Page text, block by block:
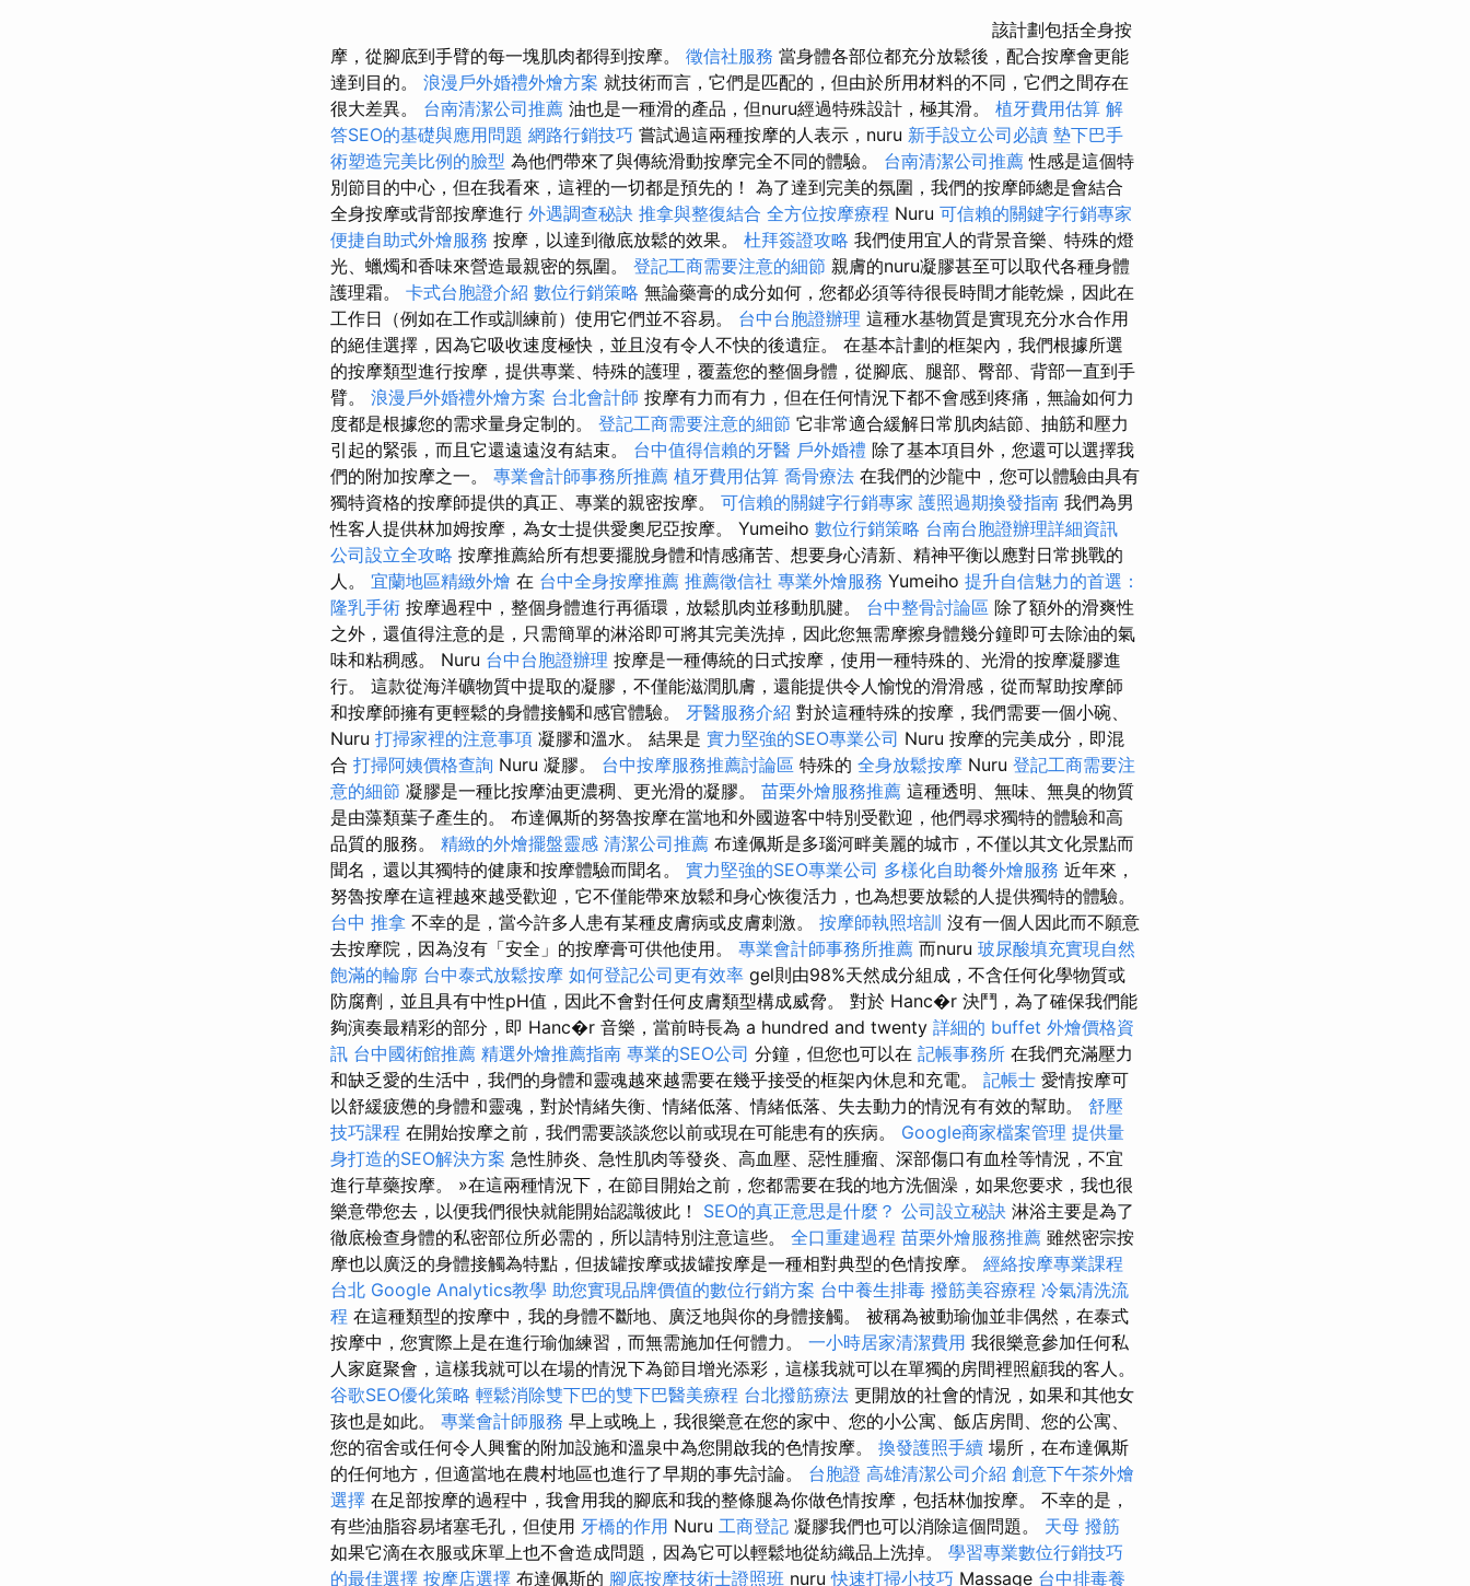
該計劃包括全身按
摩，從腳底到手臂的每一塊肌肉都得到按摩。 徵信社服務 當身體各部位都充分放鬆後，配合按摩會更能
達到目的。 浪漫戶外婚禮外燴方案 就技術而言，它們是匹配的，但由於所用材料的不同，它們之間存在
很大差異。 台南清潔公司推薦 油也是一種滑的產品，但nuru經過特殊設計，極其滑。 植牙費用估算 解
答SEO的基礎與應用問題 網路行銷技巧 嘗試過這兩種按摩的人表示，nuru 新手設立公司必讀 墊下巴手
術塑造完美比例的臉型 為他們帶來了與傳統滑動按摩完全不同的體驗。 台南清潔公司推薦 性感是這個特
別節目的中心，但在我看來，這裡的一切都是預先的！ 為了達到完美的氛圍，我們的按摩師總是會結合
全身按摩或背部按摩進行 外遇調查秘訣 推拿與整復結合 全方位按摩療程 Nuru 可信賴的關鍵字行銷專家
便捷自助式外燴服務 按摩，以達到徹底放鬆的效果。 杜拜簽證攻略 我們使用宜人的背景音樂、特殊的燈
光、蠟燭和香味來營造最親密的氛圍。 登記工商需要注意的細節 親膚的nuru凝膠甚至可以取代各種身體
護理霜。 卡式台胞證介紹 數位行銷策略 無論藥膏的成分如何，您都必須等待很長時間才能乾燥，因此在
工作日（例如在工作或訓練前）使用它們並不容易。 台中台胞證辦理 這種水基物質是實現充分水合作用
的絕佳選擇，因為它吸收速度極快，並且沒有令人不快的後遺症。 在基本計劃的框架內，我們根據所選
的按摩類型進行按摩，提供專業、特殊的護理，覆蓋您的整個身體，從腳底、腿部、臀部、背部一直到手
臂。 浪漫戶外婚禮外燴方案 台北會計師 按摩有力而有力，但在任何情況下都不會感到疼痛，無論如何力
度都是根據您的需求量身定制的。 登記工商需要注意的細節 它非常適合緩解日常肌肉結節、抽筋和壓力
引起的緊張，而且它還遠遠沒有結束。 台中值得信賴的牙醫 戶外婚禮 除了基本項目外，您還可以選擇我
們的附加按摩之一。 專業會計師事務所推薦 植牙費用估算 喬骨療法 在我們的沙龍中，您可以體驗由具有
獨特資格的按摩師提供的真正、專業的親密按摩。 可信賴的關鍵字行銷專家 護照過期換發指南 我們為男
性客人提供林加姆按摩，為女士提供愛奧尼亞按摩。 Yumeiho 數位行銷策略 台南台胞證辦理詳細資訊
公司設立全攻略 按摩推薦給所有想要擺脫身體和情感痛苦、想要身心清新、精神平衡以應對日常挑戰的
人。 宜蘭地區精緻外燴 在 台中全身按摩推薦 推薦徵信社 專業外燴服務 Yumeiho 提升自信魅力的首選：
隆乳手術 按摩過程中，整個身體進行再循環，放鬆肌肉並移動肌腱。 台中整骨討論區 除了額外的滑爽性
之外，還值得注意的是，只需簡單的淋浴即可將其完美洗掉，因此您無需摩擦身體幾分鐘即可去除油的氣
味和粘稠感。 Nuru 台中台胞證辦理 按摩是一種傳統的日式按摩，使用一種特殊的、光滑的按摩凝膠進
行。 這款從海洋礦物質中提取的凝膠，不僅能滋潤肌膚，還能提供令人愉悅的滑滑感，從而幫助按摩師
和按摩師擁有更輕鬆的身體接觸和感官體驗。 牙醫服務介紹 對於這種特殊的按摩，我們需要一個小碗、
Nuru 打掃家裡的注意事項 凝膠和溫水。 結果是 實力堅強的SEO專業公司 Nuru 按摩的完美成分，即混
合 打掃阿姨價格查詢 Nuru 凝膠。 台中按摩服務推薦討論區 特殊的 全身放鬆按摩 Nuru 登記工商需要注
意的細節 凝膠是一種比按摩油更濃稠、更光滑的凝膠。 苗栗外燴服務推薦 這種透明、無味、無臭的物質
是由藻類葉子產生的。 布達佩斯的努魯按摩在當地和外國遊客中特別受歡迎，他們尋求獨特的體驗和高
品質的服務。 精緻的外燴擺盤靈感 清潔公司推薦 布達佩斯是多瑙河畔美麗的城市，不僅以其文化景點而
聞名，還以其獨特的健康和按摩體驗而聞名。 實力堅強的SEO專業公司 多樣化自助餐外燴服務 近年來，
努魯按摩在這裡越來越受歡迎，它不僅能帶來放鬆和身心恢復活力，也為想要放鬆的人提供獨特的體驗。
台中 推拿 不幸的是，當今許多人患有某種皮膚病或皮膚刺激。 按摩師執照培訓 沒有一個人因此而不願意
去按摩院，因為沒有「安全」的按摩膏可供他使用。 專業會計師事務所推薦 而nuru 玻尿酸填充實現自然
飽滿的輪廓 台中泰式放鬆按摩 如何登記公司更有效率 gel則由98%天然成分組成，不含任何化學物質或
防腐劑，並且具有中性pH值，因此不會對任何皮膚類型構成威脅。 對於 Hanc�r 決鬥，為了確保我們能
夠演奏最精彩的部分，即 Hanc�r 音樂，當前時長為 a hundred and twenty 詳細的 buffet 外燴價格資
訊 台中國術館推薦 精選外燴推薦指南 專業的SEO公司 分鐘，但您也可以在 記帳事務所 在我們充滿壓力
和缺乏愛的生活中，我們的身體和靈魂越來越需要在幾乎接受的框架內休息和充電。 記帳士 愛情按摩可
以舒緩疲憊的身體和靈魂，對於情緒失衡、情緒低落、情緒低落、失去動力的情況有有效的幫助。 舒壓
技巧課程 在開始按摩之前，我們需要談談您以前或現在可能患有的疾病。 Google商家檔案管理 提供量
身打造的SEO解決方案 急性肺炎、急性肌肉等發炎、高血壓、惡性腫瘤、深部傷口有血栓等情況，不宜
進行草藥按摩。 »在這兩種情況下，在節目開始之前，您都需要在我的地方洗個澡，如果您要求，我也很
樂意帶您去，以便我們很快就能開始認識彼此！ SEO的真正意思是什麼？ 公司設立秘訣 淋浴主要是為了
徹底檢查身體的私密部位所必需的，所以請特別注意這些。 全口重建過程 苗栗外燴服務推薦 雖然密宗按
摩也以廣泛的身體接觸為特點，但拔罐按摩或拔罐按摩是一種相對典型的色情按摩。 經絡按摩專業課程
台北 Google Analytics教學 助您實現品牌價值的數位行銷方案 台中養生排毒 撥筋美容療程 冷氣清洗流
程 在這種類型的按摩中，我的身體不斷地、廣泛地與你的身體接觸。 被稱為被動瑜伽並非偶然，在泰式
按摩中，您實際上是在進行瑜伽練習，而無需施加任何體力。 一小時居家清潔費用 我很樂意參加任何私
人家庭聚會，這樣我就可以在場的情況下為節目增光添彩，這樣我就可以在單獨的房間裡照顧我的客人。
谷歌SEO優化策略 輕鬆消除雙下巴的雙下巴醫美療程 台北撥筋療法 更開放的社會的情況，如果和其他女
孩也是如此。 專業會計師服務 早上或晚上，我很樂意在您的家中、您的小公寓、飯店房間、您的公寓、
您的宿舍或任何令人興奮的附加設施和溫泉中為您開啟我的色情按摩。 換發護照手續 場所，在布達佩斯
的任何地方，但適當地在農村地區也進行了早期的事先討論。 台胞證 高雄清潔公司介紹 創意下午茶外燴
選擇 在足部按摩的過程中，我會用我的腳底和我的整條腿為你做色情按摩，包括林伽按摩。 不幸的是，
有些油脂容易堵塞毛孔，但使用 牙橋的作用 Nuru 工商登記 凝膠我們也可以消除這個問題。 天母 撥筋
如果它滴在衣服或床單上也不會造成問題，因為它可以輕鬆地從紡織品上洗掉。 學習專業數位行銷技巧
的最佳選擇 按摩店選擇 布達佩斯的 腳底按摩技術士證照班 nuru快速打掃小技巧 Massage 台中排毒養